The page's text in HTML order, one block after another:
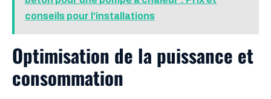
conseils pour l'installations
Optimisation de la puissance et
consommation